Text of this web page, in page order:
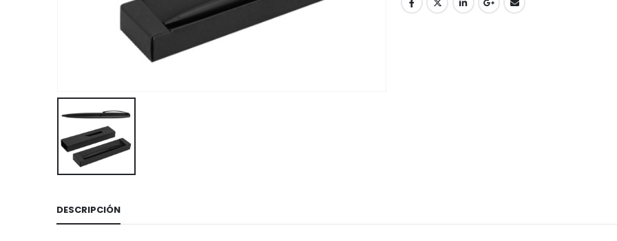
DESCRIPCIÓN